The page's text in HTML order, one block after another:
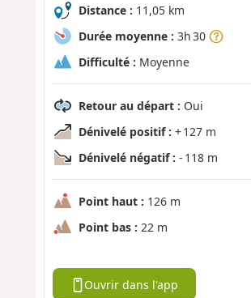
Distance : 11,05 km
Durée moyenne : 3h 30
Difficulté : Moyenne
Retour au départ : Oui
Dénivelé positif : + 127 m
Dénivelé négatif : - 118 m
Point haut : 126 m
Point bas : 22 m
Ouvrir dans l'app